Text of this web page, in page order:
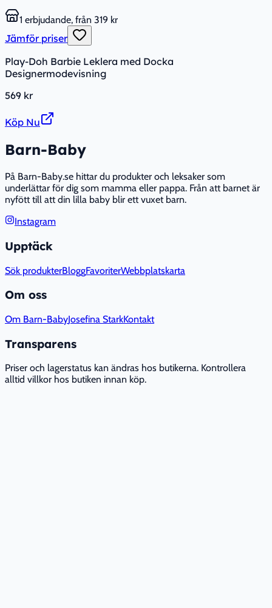
1 erbjudande, från 319 kr
Jämför priser
Play-Doh Barbie Leklera med Docka
Designermodevisning
569 kr
Köp Nu
Barn-Baby
På Barn-Baby.se hittar du produkter och leksaker som
underlättar för dig som mamma eller pappa. Från att barnet är
nyfött till att din lilla baby blir ett vuxet barn.
Instagram
Upptäck
Sök produkterBloggFavoriterWebbplatskarta
Om oss
Om Barn-BabyJosefina StarkKontakt
Transparens
Priser och lagerstatus kan ändras hos butikerna. Kontrollera
alltid villkor hos butiken innan köp.